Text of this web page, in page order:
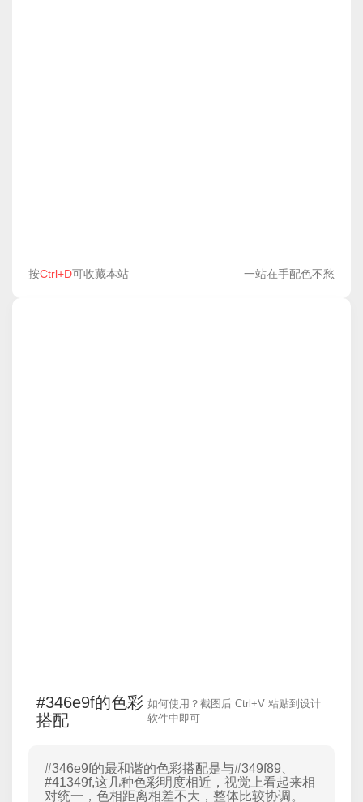
按Ctrl+D可收藏本站 一站在手配色不愁
#346e9f的色彩
搭配
如何使用？截图后 Ctrl+V 粘贴到设计
软件中即可
#346e9f的最和谐的色彩搭配是与#349f89
#41349f,这几种色彩明度相近，视觉上看起来相
对统一，色相距离相差不大，整体比较协调。